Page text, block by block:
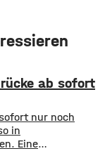
ab sofort
nur noch
in
Eine